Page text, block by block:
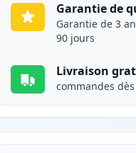
Garantie de
Garantie de 3
90 jours
Livraison
commandes